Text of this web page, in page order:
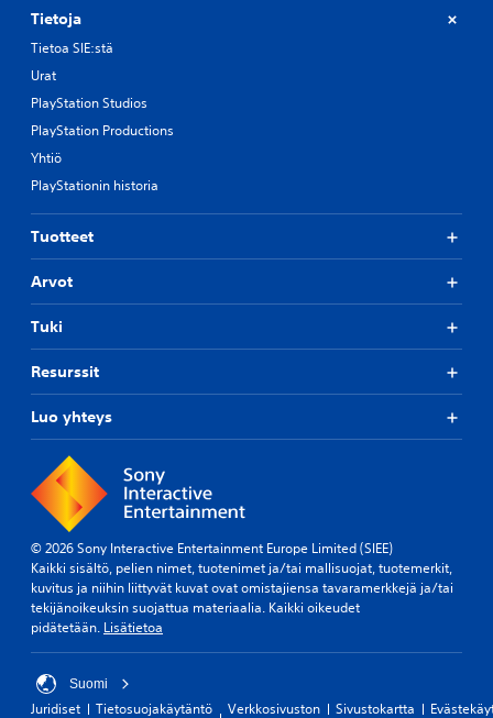
Tietoja
Tietoa SIE:stä
Urat
PlayStation Studios
PlayStation Productions
Yhtiö
PlayStationin historia
Tuotteet
Arvot
Tuki
Resurssit
Luo yhteys
© 2026 Sony Interactive Entertainment Europe Limited (SIEE)
Kaikki sisältö, pelien nimet, tuotenimet ja/tai mallisuojat, tuotemerkit,
kuvitus ja niihin liittyvät kuvat ovat omistajiensa tavaramerkkejä ja/tai
tekijänoikeuksin suojattua materiaalia. Kaikki oikeudet
pidätetään. Lisätietoa
Suomi
Juridiset Tietosuojakäytäntö Verkkosivuston Sivustokartta